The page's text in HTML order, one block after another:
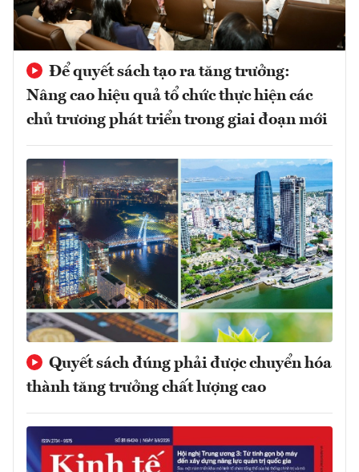
Để quyết sách tạo ra tăng trưởng:
Nâng cao hiệu quả tổ chức thực hiện các
chủ trương phát triển trong giai đoạn mới
Quyết sách đúng phải được chuyển hóa
thành tăng trưởng chất lượng cao